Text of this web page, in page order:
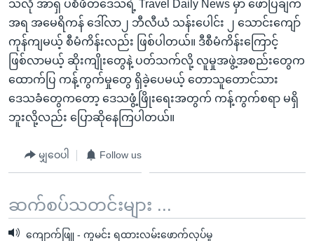
သလို အာရှ ပစိဖိတ်ဒေသရဲ့ Travel Daily News မှာ ဖော်ပြချက်
အရ အမေရိကန် ဒေါ်လာ၂ ဘီလီယံ သန်းပေါင်း ၂ သောင်းကျော်
ကုန်ကျမယ့် စီမံကိန်းလည်း ဖြစ်ပါတယ်။ ဒီစီမံကိန်းကြောင့်
ဖြစ်လာမယ့် ဆိုးကျိုးတွေနဲ့ ပတ်သက်လို့ လူမှုအဖွဲ့အစည်းတွေက
ထောက်ပြ ကန့်ကွက်မှုတွေ ရှိခဲ့ပေမယ့် တောသူတောင်သား
ဒေသခံတွေကတော့ ဒေသဖွံ့ဖြိုးရေးအတွက် ကန့်ကွက်စရာ မရှိ
ဘူးလို့လည်း ပြောဆိုနေကြပါတယ်။
မျှဝေပါ Follow us
ဆက်စပ်သတင်းများ ...
ကျောက်ဖြူ - ကူမင်း ရထားလမ်းဖောက်လုပ်မှု